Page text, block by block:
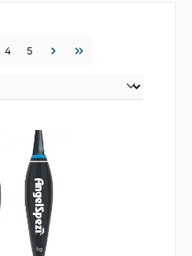
Seite
4 Seite
5